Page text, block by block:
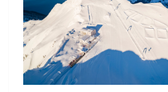
S
T
H
T
O